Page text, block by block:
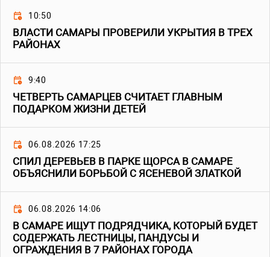
10:50
ВЛАСТИ САМАРЫ ПРОВЕРИЛИ УКРЫТИЯ В ТРЕХ
РАЙОНАХ
9:40
ЧЕТВЕРТЬ САМАРЦЕВ СЧИТАЕТ ГЛАВНЫМ
ПОДАРКОМ ЖИЗНИ ДЕТЕЙ
06.08.2026 17:25
СПИЛ ДЕРЕВЬЕВ В ПАРКЕ ЩОРСА В САМАРЕ
ОБЪЯСНИЛИ БОРЬБОЙ С ЯСЕНЕВОЙ ЗЛАТКОЙ
06.08.2026 14:06
В САМАРЕ ИЩУТ ПОДРЯДЧИКА, КОТОРЫЙ БУДЕТ
СОДЕРЖАТЬ ЛЕСТНИЦЫ, ПАНДУСЫ И
ОГРАЖДЕНИЯ В 7 РАЙОНАХ ГОРОДА